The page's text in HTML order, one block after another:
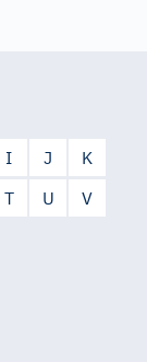
I J
K
T U
V